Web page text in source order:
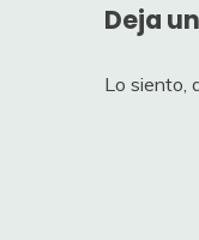
Deja
Lo siento,